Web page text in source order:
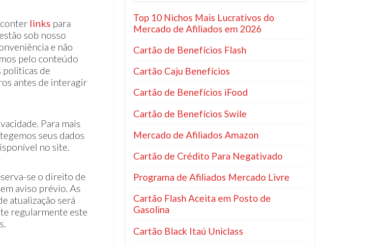
links para
sob nosso
e não
pelo conteúdo
políticas de
antes de interagir
Para mais
seus dados
no site.
se o direito de
aviso prévio. As
atualização será
regularmente este
Top 10 Nichos Mais Lucrativos do
Mercado de Afiliados em 2026
Cartão de Benefícios Flash
Cartão Caju Benefícios
Cartão de Benefícios iFood
Cartão de Benefícios Swile
Mercado de Afiliados Amazon
Cartão de Crédito Para Negativado
Programa de Afiliados Mercado Livre
Cartão Flash Aceita em Posto de
Gasolina
Cartão Black Itaú Uniclass